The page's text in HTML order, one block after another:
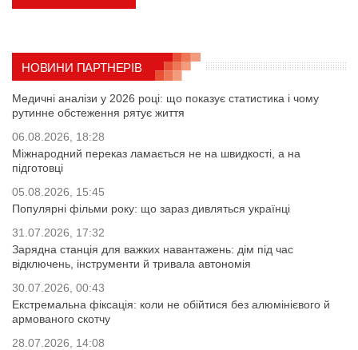
НОВИНИ ПАРТНЕРІВ
Медичні аналізи у 2026 році: що показує статистика і чому
рутинне обстеження рятує життя
06.08.2026, 18:28
Міжнародний переказ ламається не на швидкості, а на
підготовці
05.08.2026, 15:45
Популярні фільми року: що зараз дивляться українці
31.07.2026, 17:32
Зарядна станція для важких навантажень: дім під час
відключень, інструменти й тривала автономія
30.07.2026, 00:43
Екстремальна фіксація: коли не обійтися без алюмінієвого й
армованого скотчу
28.07.2026, 14:08